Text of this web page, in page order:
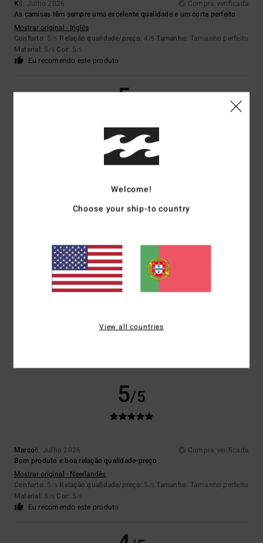
K8. Julho 2026
Compra verificada
As camisas têm sempre uma excelente qualidade e um corte perfeito
Mostrar original - Inglês
Conforto: 5 /5 Relação qualidade/preço: 4 /5 Tamanho: Tamanho perfeito
Material: 5 /5 Cor: 5/5
Eu recomendo este produto
5/5
Relação qualidade/preço: 5 /5
Eu recomendo este produto
5 /5
Mostrar original - Castelhano
5/5
Marco6. Julho 2026
Compra verificada
Bom produto e boa relação qualidade-preço
Mostrar original - Neerlandês
Conforto: 5 /5 Relação qualidade/preço: 5 /5 Tamanho: Tamanho perfeito
Material: 5 /5 Cor: 5/5
Eu recomendo este produto
Welcome!
Choose your ship-to country
View all countries